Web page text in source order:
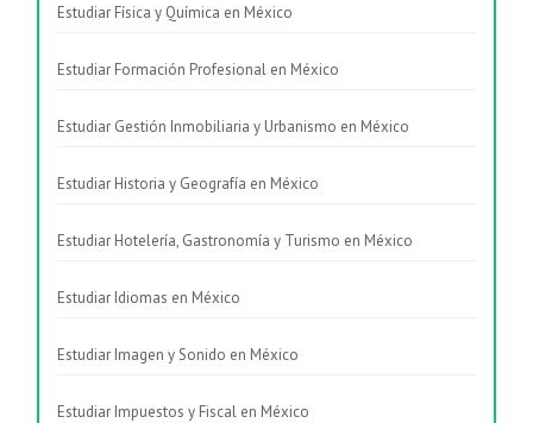
Estudiar Física y Química en México
Estudiar Formación Profesional en México
Estudiar Gestión Inmobiliaria y Urbanismo en México
Estudiar Historia y Geografía en México
Estudiar Hotelería, Gastronomía y Turismo en México
Estudiar Idiomas en México
Estudiar Imagen y Sonido en México
Estudiar Impuestos y Fiscal en México